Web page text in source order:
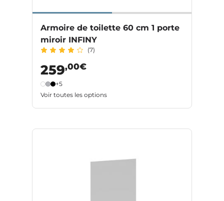
Armoire de toilette 60 cm 1 porte
miroir INFINY
(7)
259,00€
+5
Voir toutes les options